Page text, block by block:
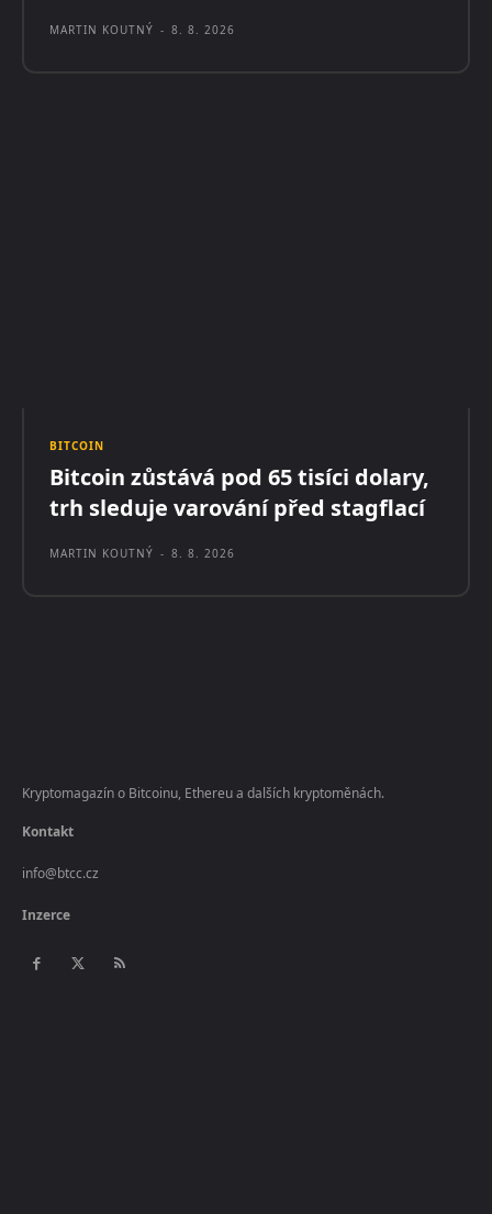
MARTIN KOUTNÝ - 8. 8. 2026
BITCOIN
Bitcoin zůstává pod 65 tisíci dolary,
trh sleduje varování před stagflací
MARTIN KOUTNÝ - 8. 8. 2026
Kryptomagazín o Bitcoinu, Ethereu a dalších kryptoměnách.
Kontakt
info@btcc.cz
Inzerce